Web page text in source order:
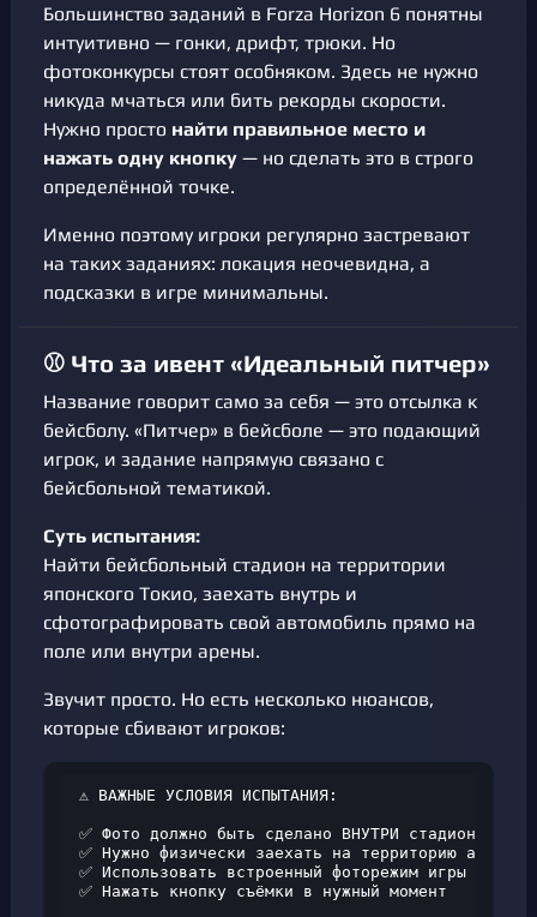
Большинство заданий в Forza Horizon 6 понятны
интуитивно — гонки, дрифт, трюки. Но
фотоконкурсы стоят особняком. Здесь не нужно
никуда мчаться или бить рекорды скорости.
Нужно просто найти правильное место и
нажать одну кнопку — но сделать это в строго
определённой точке.
Именно поэтому игроки регулярно застревают
на таких заданиях: локация неочевидна, а
подсказки в игре минимальны.
⚾ Что за ивент «Идеальный питчер»
Название говорит само за себя — это отсылка к
бейсболу. «Питчер» в бейсболе — это подающий
игрок, и задание напрямую связано с
бейсбольной тематикой.
Суть испытания:
Найти бейсбольный стадион на территории
японского Токио, заехать внутрь и
сфотографировать свой автомобиль прямо на
поле или внутри арены.
Звучит просто. Но есть несколько нюансов,
которые сбивают игроков:
⚠️ ВАЖНЫЕ УСЛОВИЯ ИСПЫТАНИЯ:
✅ Фото должно быть сделано ВНУТРИ стадиона
✅ Нужно физически заехать на территорию арены
✅ Использовать встроенный фоторежим игры
✅ Нажать кнопку съёмки в нужный момент